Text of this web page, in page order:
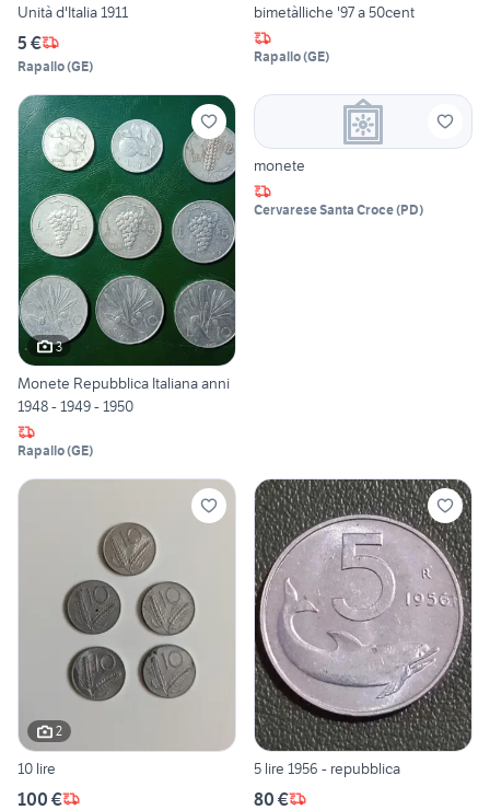
Unità d'Italia 1911
5 €
Rapallo(GE)
bimetàlliche '97 a 50cent
Rapallo(GE)
3
Monete Repubblica Italiana anni
1948 - 1949 - 1950
Rapallo(GE)
monete
Cervarese Santa Croce(PD)
2
10 lire
100 €
5 lire 1956 - repubblica
80 €